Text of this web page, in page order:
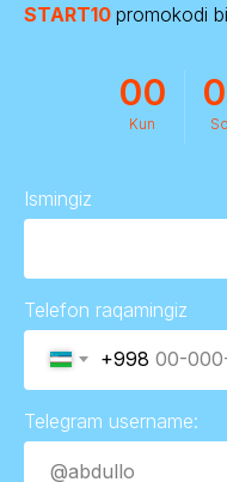
START10 promokodi
00
Kun
Ismingiz
Telefon raqamingiz
+998
Telegram username: